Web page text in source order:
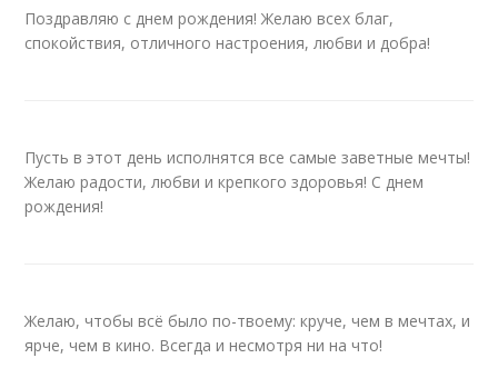
Поздравляю с днем рождения! Желаю всех благ,
спокойствия, отличного настроения, любви и добра!
Пусть в этот день исполнятся все самые заветные мечты!
Желаю радости, любви и крепкого здоровья! С днем
рождения!
Желаю, чтобы всё было по-твоему: круче, чем в мечтах, и
ярче, чем в кино. Всегда и несмотря ни на что!